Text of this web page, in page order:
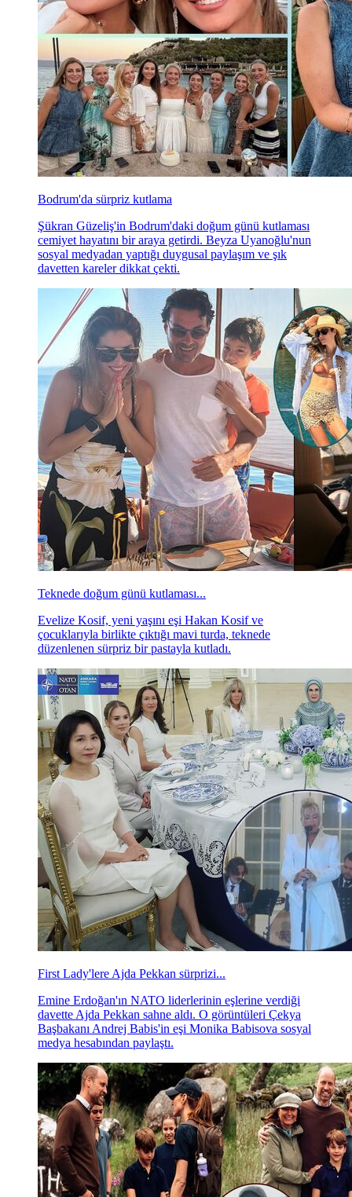
Bodrum'da sürpriz kutlama
Şükran Güzeliş'in Bodrum'daki doğum günü kutlaması
cemiyet hayatını bir araya getirdi. Beyza Uyanoğlu'nun
sosyal medyadan yaptığı duygusal paylaşım ve şık
davetten kareler dikkat çekti.
Teknede doğum günü kutlaması...
Evelize Kosif, yeni yaşını eşi Hakan Kosif ve
çocuklarıyla birlikte çıktığı mavi turda, teknede
düzenlenen sürpriz bir pastayla kutladı.
First Lady'lere Ajda Pekkan sürprizi...
Emine Erdoğan'ın NATO liderlerinin eşlerine verdiği
davette Ajda Pekkan sahne aldı. O görüntüleri Çekya
Başbakanı Andrej Babis'in eşi Monika Babisova sosyal
medya hesabından paylaştı.